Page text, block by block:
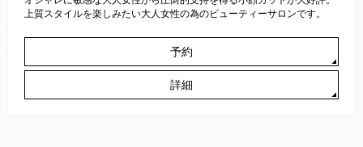
上質スタイルを楽しみたい大人女性の為のビューティーサロンです。
予約
詳細